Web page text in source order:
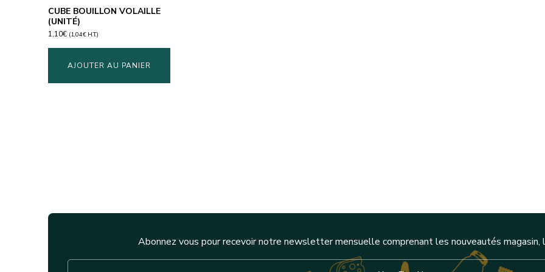
CUBE BOUILLON VOLAILLE
(UNITÉ)
1,10€ (1,04€ H.T.)
AJOUTER AU PANIER
Abonnez vous pour recevoir notre newsletter mensuelle comprenant les nouveautés